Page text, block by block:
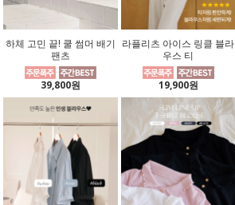
하체 고민 끝! 쿨 썸머 배기
팬츠
39,800원
라플리츠 아이스 링클 블라
우스 티
19,900원